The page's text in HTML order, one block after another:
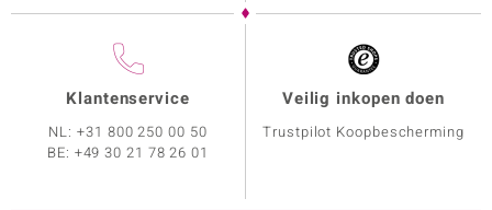
Klantenservice
NL:+31 800 250 00 50
BE: +49 30 21 78 26 01
Veilig inkopen doen
Trustpilot Koopbescherming